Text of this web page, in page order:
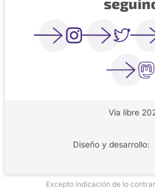
Vía libre
Diseño y desarrollo:
Excepto indicación de lo